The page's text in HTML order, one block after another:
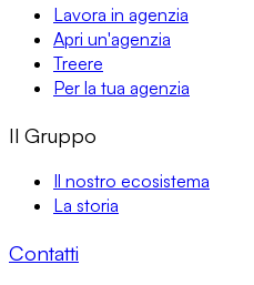
Lavora in agenzia
Apri un'agenzia
Treere
Per la tua agenzia
Il Gruppo
Il nostro ecosistema
La storia
Contatti